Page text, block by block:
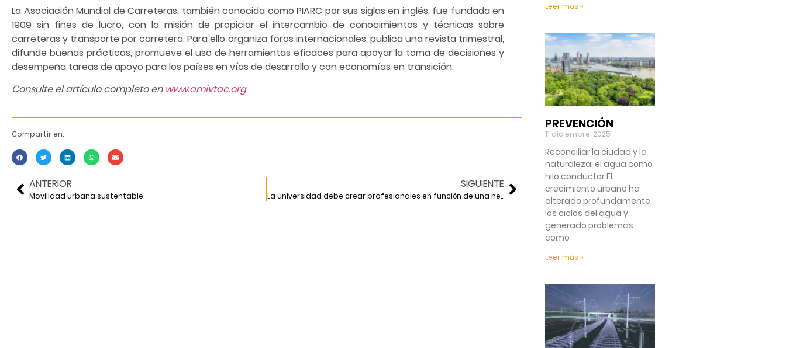
La Asociación Mundial de Carreteras, también conocida como PIARC por sus siglas en inglés, fue fundada en
1909 sin fines de lucro, con la misión de propiciar el intercambio de conocimientos y técnicas sobre
carreteras y transporte por carretera. Para ello organiza foros internacionales, publica una revista trimestral,
difunde buenas prácticas, promueve el uso de herramientas eficaces para apoyar la toma de decisiones y
desempeña tareas de apoyo para los países en vías de desarrollo y con economías en transición.
Consulte el artículo completo en www.amivtac.org
Compartir en:
ANTERIOR
Movilidad urbana sustentable
SIGUIENTE
La universidad debe crear profesionales en función de una necesidad social
Leer más »
PREVENCIÓN
11 diciembre, 2025
Reconciliar la ciudad y la
naturaleza: el agua como
hilo conductor El
crecimiento urbano ha
alterado profundamente
los ciclos del agua y
generado problemas
como
Leer más »